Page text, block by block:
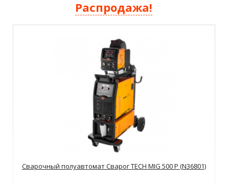
Распродажа!
Сварочный полуавтомат Сварог TECH MIG 500 P (N36801)